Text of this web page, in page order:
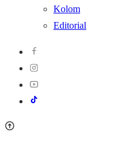
Kolom
Editorial